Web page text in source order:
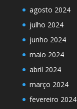
agosto 2024
julho 2024
junho 2024
maio 2024
abril 2024
março 2024
fevereiro 2024